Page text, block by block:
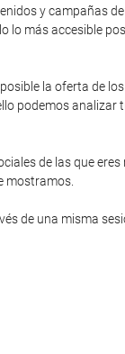
y campañas
lo más accesible
la oferta de
podemos analizar
de las que
mostramos.
de una misma